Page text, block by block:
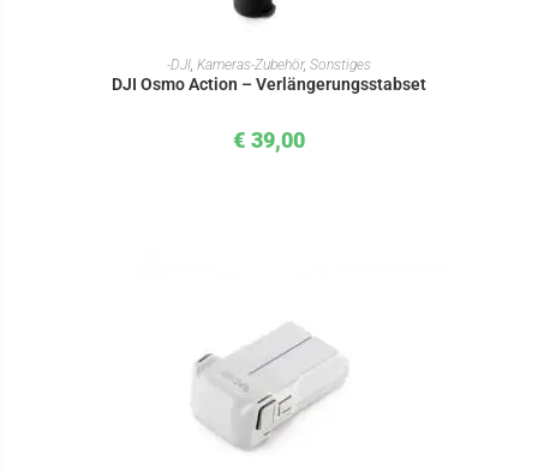
IN DEN WARENKORB
-DJI Kameras-Zubehör, Sonstiges
DJI Osmo Action – Verlängerungsstabset
€ 39,00